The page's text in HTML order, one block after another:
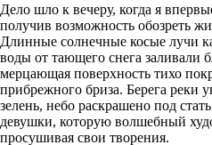
Дело шло к вечеру, когда я
получив возможность обозреть
Длинные солнечные косые лучи
воды от тающего снега
мерцающая поверхность тихо
прибрежного бриза. Берега реки
зелень, небо раскрашено под
девушки, которую волшебный
просушивая свои творения.